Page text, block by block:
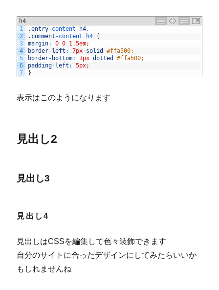
h4
1
2
3
4
5
6
7
.entry-content h4,
. comment -content h4 {
margin: 0 0 1.5em;
border- left : 7px solid
#ffa500;
border- bottom: 1px dotted
#ffa500;
padding- left : 5px;
}
表示はこのようになります
見出し2
見出し3
見出し4
見出しはCSSを編集して色々装飾できます
自分のサイトに合ったデザインにしてみたらいいか
もしれませんね